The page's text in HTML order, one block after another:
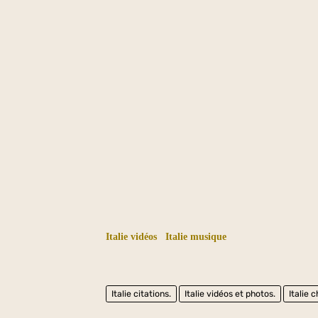
Italie vidéos Italie musique
Italie citations. Italie vidéos et photos. Italie